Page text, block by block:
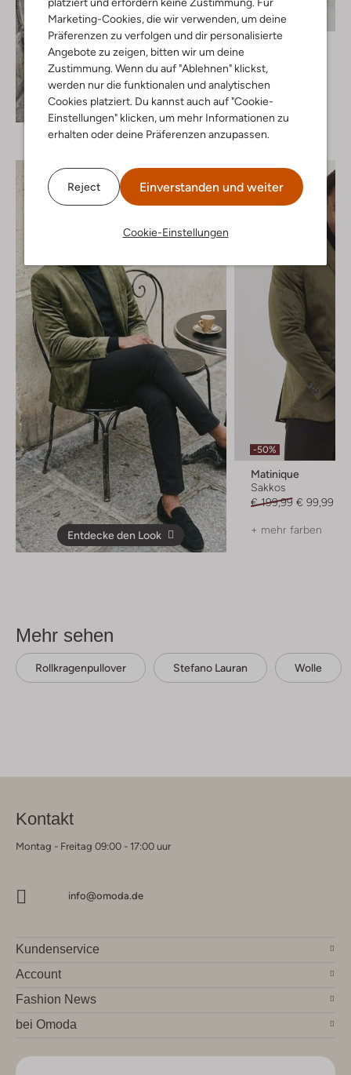
Marketing-Cookies, die wir verwenden, um deine
Präferenzen zu verfolgen und dir personalisierte
Angebote zu zeigen, bitten wir um deine
Zustimmung. Wenn du auf "Ablehnen" klickst,
werden nur die funktionalen und analytischen
Cookies platziert. Du kannst auch auf "Cookie-
Einstellungen" klicken, um mehr Informationen zu
erhalten oder deine Präferenzen anzupassen.
Reject Einverstanden und weiter
Cookie-Einstellungen
Entdecke den Look
Profuomo
€ 139,99
+ mehr farben
Entdecke den Look
-50%
Matinique
Sakkos
€ 199,99 € 99,99
+ mehr farben
Mehr sehen
Rollkragenpullover Stefano Lauran Wolle
Kontakt
Montag - Freitag 09:00 - 17:00 uur
info@omoda.de
Kundenservice
Account
Fashion News
bei Omoda